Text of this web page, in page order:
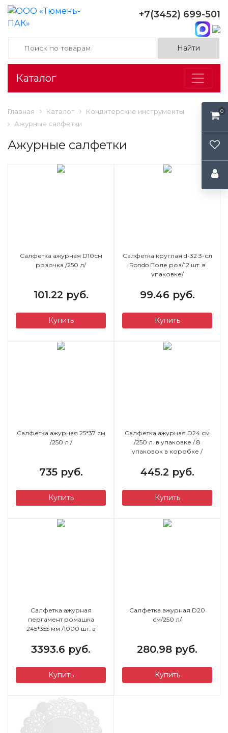
0
+7(3452) 699-501
Каталог
Главная Каталог
Кондитерские инструменты
Ажурные салфетки
Ажурные салфетки
Салфетка ажурная D10см
розочка /250 л/
101.22 руб.
Купить
Салфетка круглая d-32 3-сл
Rondo Поле роз/12 шт. в
упаковке/
99.46 руб.
Купить
Салфетка ажурная 25*37 см
/250 л /
735 руб.
Купить
Салфетка ажурная D24 см
/250 л. в упаковке / 8
упаковок в коробке /
за шт. /
445.2 руб.
Купить
Салфетка ажурная
пергамент ромашка
245*355 мм /1000 шт. в
3393.6 руб.
Купить
Салфетка ажурная D20
см/250 л/
280.98 руб.
Купить